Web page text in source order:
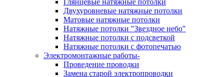
Глянцевые натяжные потолки
Двухуровневые натяжные потолки
Матовые натяжные потолки
Натяжные потолки "Звездное небо"
Натяжные потолки с подсветкой
Натяжные потолки с фотопечатью
Электромонтажные работы-
Проведение проводки
Замена старой электропроводки